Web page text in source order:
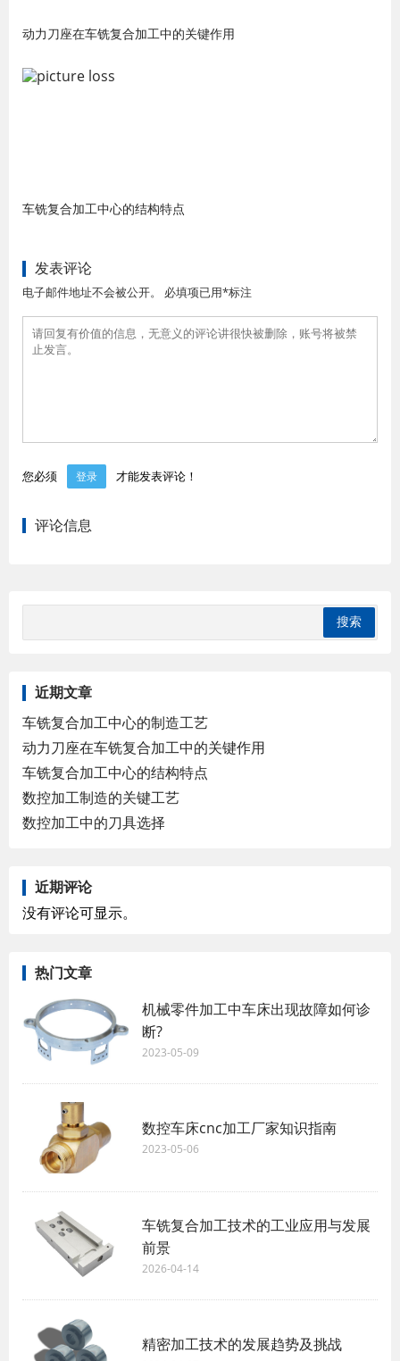
动力刀座在车铣复合加工中的关键作用
车铣复合加工中心的结构特点
发表评论
电子邮件地址不会被公开。 必填项已用*标注
您必须 登录 才能发表评论！
评论信息
近期文章
车铣复合加工中心的制造工艺
动力刀座在车铣复合加工中的关键作用
车铣复合加工中心的结构特点
数控加工制造的关键工艺
数控加工中的刀具选择
近期评论
没有评论可显示。
热门文章
机械零件加工中车床出现故障如何诊
断?
2023-05-09
数控车床cnc加工厂家知识指南
2023-05-06
车铣复合加工技术的工业应用与发展
前景
2026-04-14
精密加工技术的发展趋势及挑战